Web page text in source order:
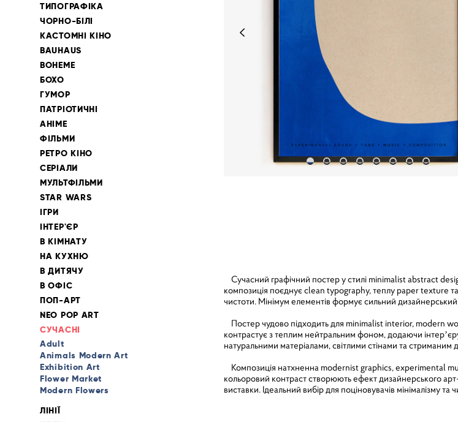
ТИПОГРАФІКА
ЧОРНО-БІЛІ
КАСТОМНІ КІНО
BAUHAUS
BOHEME
БОХО
ГУМОР
ПАТРІОТИЧНІ
АНІМЕ
ФІЛЬМИ
РЕТРО КІНО
СЕРІАЛИ
МУЛЬТФІЛЬМИ
STAR WARS
ІГРИ
ІНТЕР'ЄР
В КІМНАТУ
НА КУХНЮ
В ДИТЯЧУ
В ОФІС
ПОП-АРТ
NEO POP ART
СУЧАСНІ
Adult
Animals Modern Art
Exhibition Art
Flower Market
Modern Flowers
ЛІНІЇ
Сучасний графічний постер у стилі minimalist abstract
композиція поєднує clean typography, теплу paper texture
чистоти. Мінімум елементів формує сильний
Постер чудово підходить для minimalist interior, modern
контрастує з теплим нейтральним фоном, додаючи
натуральними матеріалами, світлими стінами та стриманим
Композиція натхненна modernist graphics, experimental
кольоровий контраст створюють ефект дизайнерського арт-
виставки. Ідеальний вибір для поціновувачів мінімалізму та